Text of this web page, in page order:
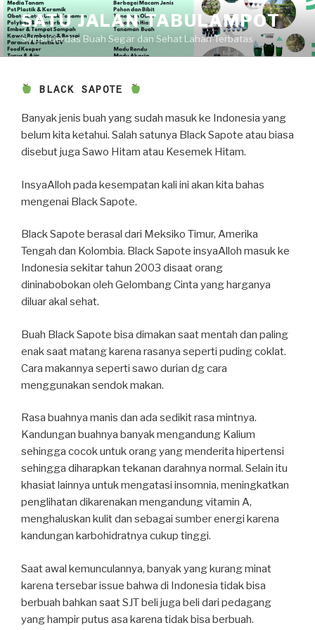
Skip
to
content
SATU JALAN TABULAMPOT
Solusi Cerdas Buah Segar dan Sehat Lahan Terbatas
BLACK SAPOTE
Banyak jenis buah yang sudah masuk ke Indonesia yang
belum kita ketahui. Salah satunya Black Sapote atau biasa
disebut juga Sawo Hitam atau Kesemek Hitam.
InsyaAlloh pada kesempatan kali ini akan kita bahas
mengenai Black Sapote.
Black Sapote berasal dari Meksiko Timur, Amerika
Tengah dan Kolombia. Black Sapote insyaAlloh masuk ke
Indonesia sekitar tahun 2003 disaat orang
dininabobokan oleh Gelombang Cinta yang harganya
diluar akal sehat.
Buah Black Sapote bisa dimakan saat mentah dan paling
enak saat matang karena rasanya seperti puding coklat.
Cara makannya seperti sawo durian dg cara
menggunakan sendok makan.
Rasa buahnya manis dan ada sedikit rasa mintnya.
Kandungan buahnya banyak mengandung Kalium
sehingga cocok untuk orang yang menderita hipertensi
sehingga diharapkan tekanan darahnya normal. Selain itu
khasiat lainnya untuk mengatasi insomnia, meningkatkan
penglihatan dikarenakan mengandung vitamin A,
menghaluskan kulit dan sebagai sumber energi karena
kandungan karbohidratnya cukup tinggi.
Saat awal kemunculannya, banyak yang kurang minat
karena tersebar issue bahwa di Indonesia tidak bisa
berbuah bahkan saat SJT beli juga beli dari pedagang
yang hampir putus asa karena tidak bisa berbuah.